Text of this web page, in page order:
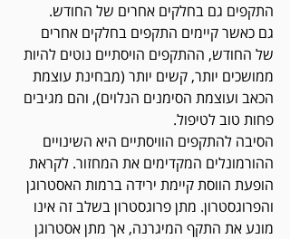
התקפים גם בחלקים אחרים של החודש.
גם כאשר קיימים התקפים בחלקים אחרים
של החודש, ההתקפים הויסתיים נוטים להיות
ממושכים יותר, קשים יותר (מבחינת עוצמת
הכאב ועוצמת הסימנים הנלוים), והם מגיבים
פחות טוב לטיפול.
הסיבה להתקפים הוויסתיים היא השינויים
ההורמונלים המקדימים את המחזור. לקראת
הופעת הווסת קיימת ירידה ברמות האסטרוגן
והפרוגסטרון. מתן פרוגסטרון בשלב זה אינו
מונע את התקף המיגרנה, אך מתן אסטרוגן